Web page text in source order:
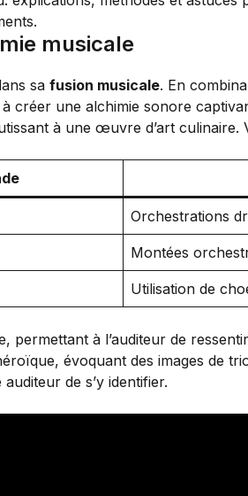
musicale
sa fusion musicale. En
créer une alchimie sonore
à une œuvre d’art culinaire.
Orchestrations
Montées
Utilisation de
permettant à l’auditeur de
évoquant des images de
de s’y identifier.